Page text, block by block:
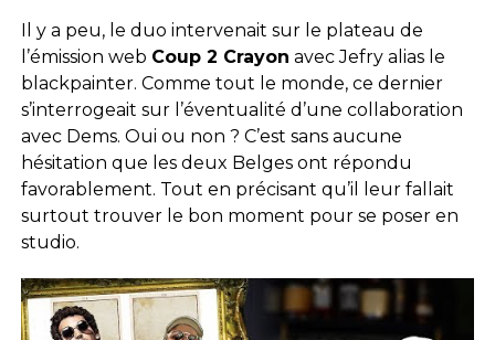
Il y a peu, le duo intervenait sur le plateau de
l’émission web Coup 2 Crayon avec Jefry alias le
blackpainter. Comme tout le monde, ce dernier
s’interrogeait sur l’éventualité d’une collaboration
avec Dems. Oui ou non ? C’est sans aucune
hésitation que les deux Belges ont répondu
favorablement. Tout en précisant qu’il leur fallait
surtout trouver le bon moment pour se poser en
studio.